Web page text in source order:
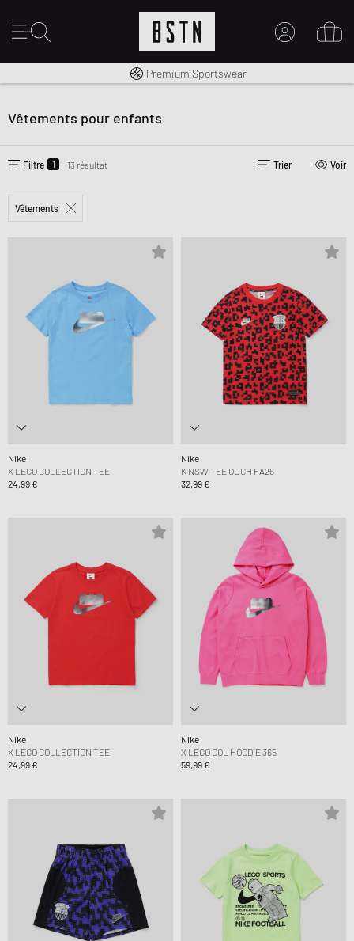
CRÉER UN COMPTE
Livraison gratuite dès 100€
Premium Sportswear
Vêtements pour enfants
Filtre 1 13 résultat Trier Voir
Vêtements
Nike
X LEGO COLLECTION TEE
24,99 €
Nike
K NSW TEE OUCH FA26
32,99 €
Nike
X LEGO COLLECTION TEE
24,99 €
Nike
X LEGO COL HOODIE 365
59,99 €